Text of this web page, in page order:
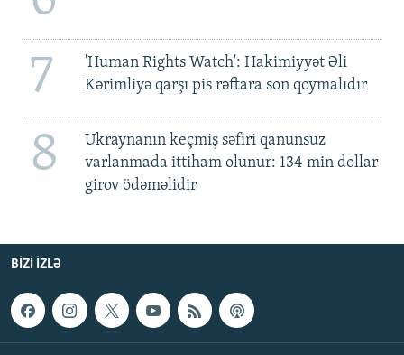
7
'Human Rights Watch': Hakimiyyət Əli
Kərimliyə qarşı pis rəftara son qoymalıdır
8
Ukraynanın keçmiş səfiri qanunsuz
varlanmada ittiham olunur: 134 min dollar
girov ödəməlidir
BIZI IZLƏ